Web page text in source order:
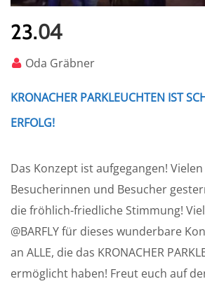
23.04
Oda Gräbner
KRONACHER PARKLEUCHTEN IST
ERFOLG!
Das Konzept ist aufgegangen!
Besucherinnen und Besucher
die fröhlich-friedliche Stimmung!
@BARFLY für dieses wunderbare
an ALLE, die das KRONACHER
ermöglicht haben! Freut euch auf